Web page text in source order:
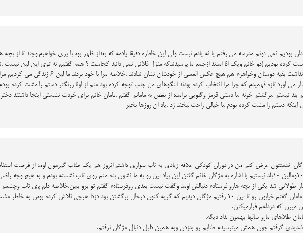
بودیم نمی دونم مدرسه می رفتم یا نه یادم نیست ولی این خاطره دقیقا یادمه که بعداز ظهر بود با پری خواهرم وچند تا
کرده بودیم )دو خانم ویک اقا امدند ازجمع ما پرسیدندکه منزل فلانی نمی دانید کجاست ؟ همه گفتیم نه توی این لین نیست
می اورد تازه فهمیدم که چرا مرا انتخاب کرده بودند النگوهای من جلب توجه کرده بود منم از اونا زرنگتر دستم را مشت کرده
بلد نیستم .برگشتم خونه .با دستی قرمز وگلویی برامده از بغض به مامانم گفتم :مامان خانم برای خودت نشستی اینجا
اینکه دستم را مشت کرده بودم .با خیالی راحت لبخند زد .یاد ان روزها بخیر
خدمتتون عرض کنم من در دوران کودکی علاقه زیادی به تاب سواری داشتم.انروز هم یک طناب گیرمون اومد از فرصت
طولانی شد یکی از بچه هارو فرستادم دنبالش اومد وگفت نیست بعدی روفرستادم گفتم تو برو ببین.خلاصه دلم پای تاب
تاب رو ول کردم رفتم به مامان گفتم خیابون رو تا لین 10 رفتیم مژگان دیدیم که گریه کنون درحال برگشتن بود دزدا هرچی
میرن که دزداهم فرارمیکنن.
طلاهای مارو سالها بهمون نداد دیگه.
گرفتم چون همش میترسیدم طنابم رو بدزدن وبه همین دلبل دنبال مژگان نرفتم.